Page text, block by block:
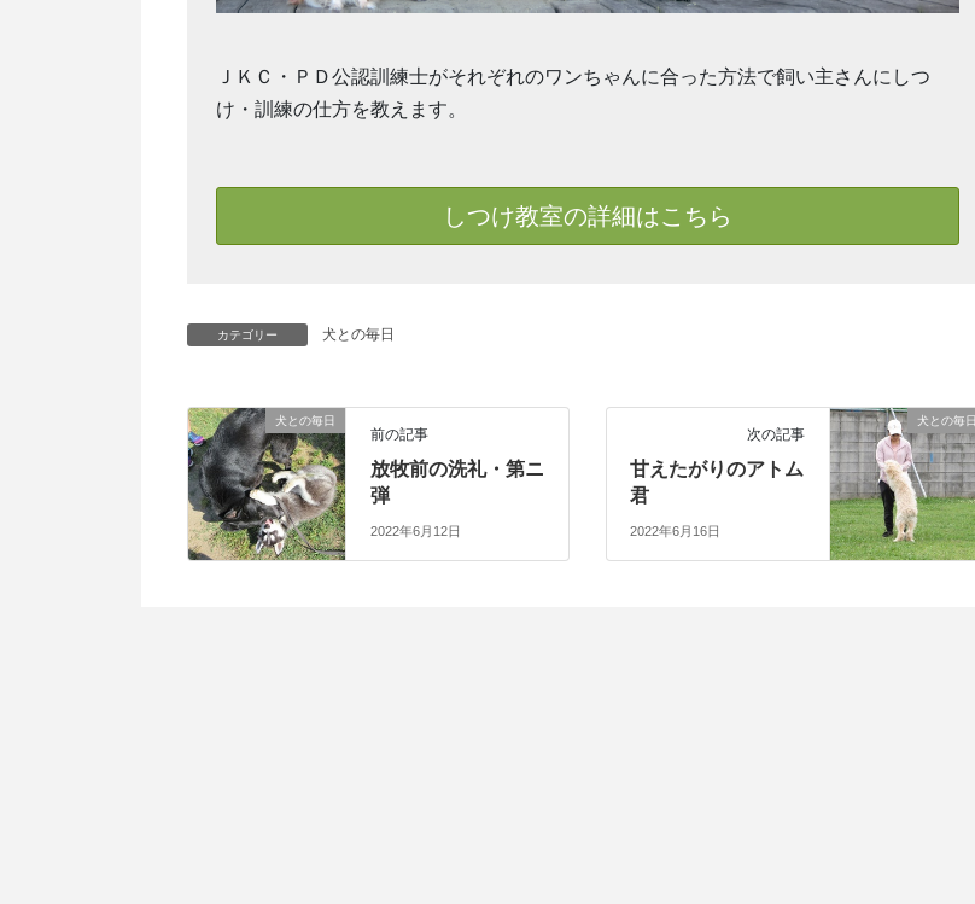
ＪＫＣ・ＰＤ公認訓練士がそれぞれのワンちゃんに合った方法で飼い主さんにしつ
け・訓練の仕方を教えます。
しつけ教室の詳細はこちら
カテゴリー 犬との毎日
犬との毎日
前の記事
放牧前の洗礼・第ニ
弾
2022年6月12日
犬との毎日
次の記事
甘えたがりのアトム
君
2022年6月16日